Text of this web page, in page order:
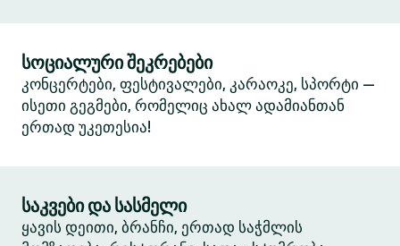
სოციალური შეკრებები
კონცერტები, ფესტივალები, კარაოკე, სპორტი —
ისეთი გეგმები, რომელიც ახალ ადამიანთან
ერთად უკეთესია!
საკვები და სასმელი
ყავის დეითი, ბრანჩი, ერთად საჭმლის